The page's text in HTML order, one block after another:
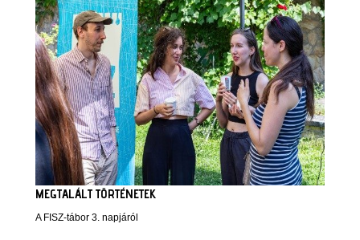
MEGTALÁLT TÖRTÉNETEK
A FISZ-tábor 3. napjáról